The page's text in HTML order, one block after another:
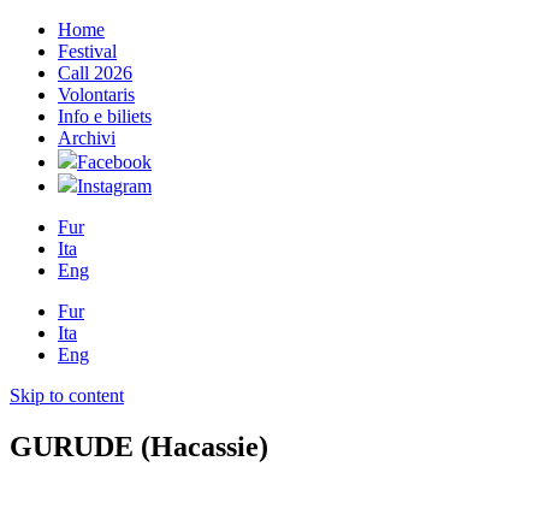
Home
Festival
Call 2026
Volontaris
Info e biliets
Archivi
Facebook
Instagram
Fur
Ita
Eng
Fur
Ita
Eng
Skip to content
GURUDE (Hacassie)